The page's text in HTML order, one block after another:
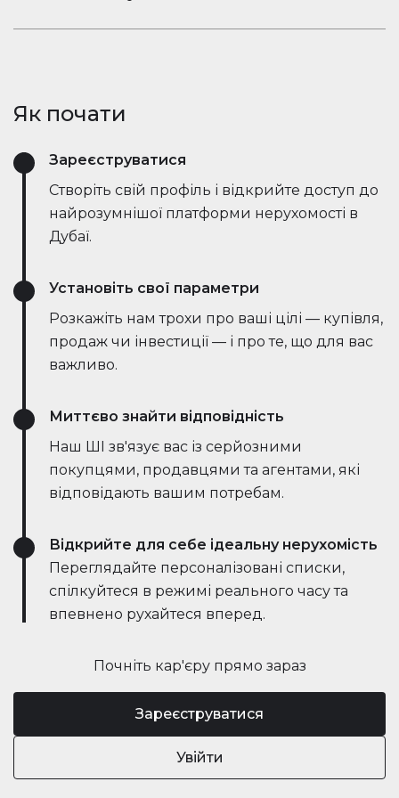
швидшими та ефективнішими, ніж будь-коли.
запитання, діліться оголошеннями та отримуйте
одному місці.
Як почати
Почніть кар'єру прямо зараз
Зареєструватися
Увійти
Зареєструватися
Створіть свій профіль і відкрийте доступ до
найрозумнішої платформи нерухомості в
Дубаї.
Установіть свої параметри
Розкажіть нам трохи про ваші цілі — купівля,
продаж чи інвестиції — і про те, що для вас
важливо.
Миттєво знайти відповідність
Наш ШІ зв'язує вас із серйозними
покупцями, продавцями та агентами, які
відповідають вашим потребам.
Відкрийте для себе ідеальну нерухомість
Переглядайте персоналізовані списки,
спілкуйтеся в режимі реального часу та
впевнено рухайтеся вперед.